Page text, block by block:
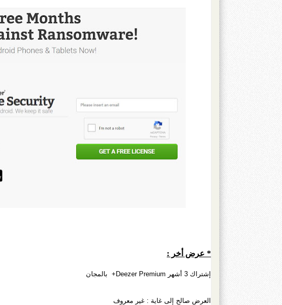
* عرض أخر :
إشتراك 3 أشهر Deezer Premium+ بالمجان
العرض صالح إلى غاية : غير معروف